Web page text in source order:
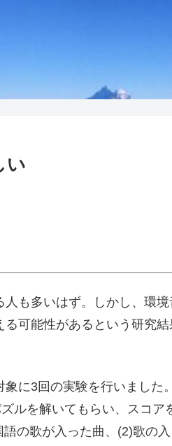
い
も多いはず。しかし、環
可能性があるという研究
に3回の実験を行いました
ルを解いてもらい、スコア
の歌が入った曲、(2)歌の